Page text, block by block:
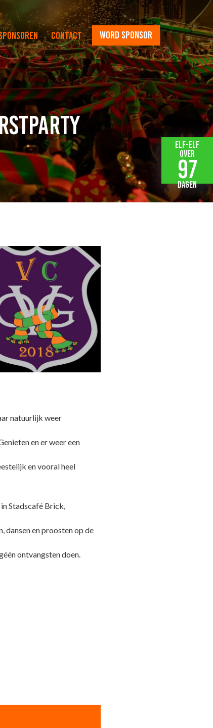
Contact word sponsor
natuurlijk weer
en er weer een
en vooral heel
Stadscafé Brick,
dansen en proosten op de
ontvangsten doen.
Elf-elf
over
97
dagen